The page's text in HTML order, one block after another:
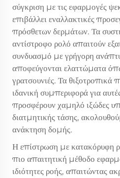
σύγκριση με τις εφαρμογές
επιβάλλει εναλλακτικές
πρόσθετων δερμάτων. Τα
αντίστροφο ρολό απαιτούν
συνδυασμό με γρήγορη
αποφεύγονται ελαττώματα
γρατσουνιές. Τα θιξοτροπικά
ιδανική συμπεριφορά για
προσφέρουν χαμηλό ιξώδες
διατμητικής τάσης,
ανάκτηση δομής.
Η επίστρωση με κατακόρυφη
πιο απαιτητική μέθοδο
ιδιότητες ροής, απαιτώντας